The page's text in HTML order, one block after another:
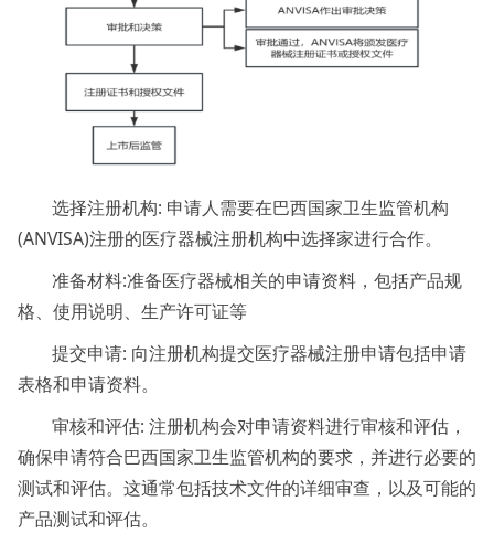
选择注册机构: 申请人需要在巴西国家卫生监管机构
(ANVISA)注册的医疗器械注册机构中选择家进行合作。
准备材料:准备医疗器械相关的申请资料，包括产品规
格、使用说明、生产许可证等
提交申请: 向注册机构提交医疗器械注册申请包括申请
表格和申请资料。
审核和评估: 注册机构会对申请资料进行审核和评估，
确保申请符合巴西国家卫生监管机构的要求，并进行必要的
测试和评估。这通常包括技术文件的详细审查，以及可能的
产品测试和评估。